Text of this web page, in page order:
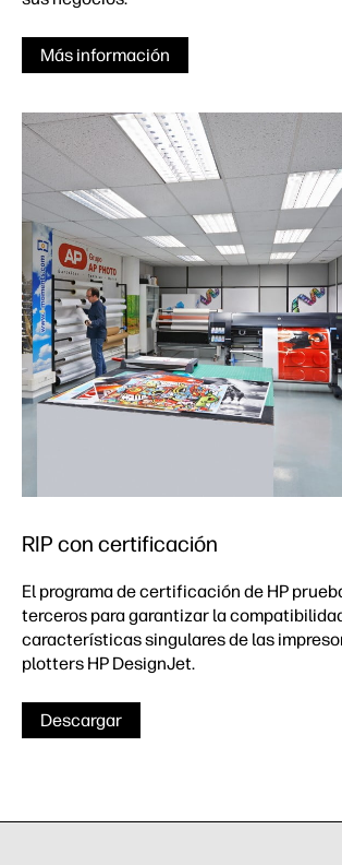
Más información
RIP con certificación
El programa de certificación de HP
terceros para garantizar la
características singulares de las
plotters HP DesignJet.
Descargar